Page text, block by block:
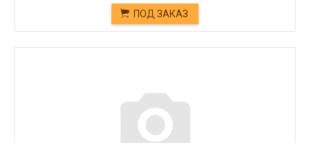
ПОД ЗАКАЗ